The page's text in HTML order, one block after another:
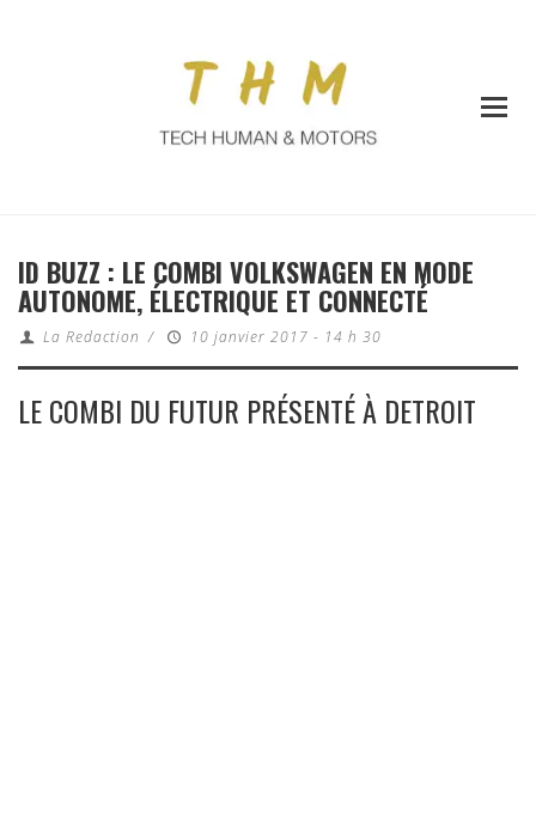
ID BUZZ : LE COMBI VOLKSWAGEN EN MODE
AUTONOME, ÉLECTRIQUE ET CONNECTÉ
La Redaction / 10 janvier 2017 - 14 h 30
LE COMBI DU FUTUR PRÉSENTÉ À DETROIT